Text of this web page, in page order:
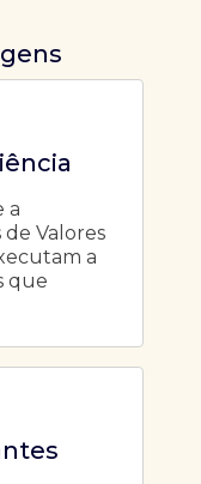
a
Valores
a
que